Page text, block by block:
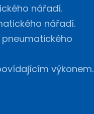
nářadí.
nářadí.
výkonem.